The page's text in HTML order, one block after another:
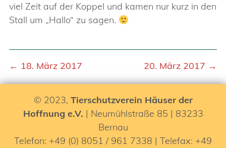
viel Zeit auf der Koppel und kamen nur kurz in den
Stall um „Hallo“ zu sagen.
← 18. März 2017 20. März 2017 →
© 2023, Tierschutzverein Häuser der
Hoffnung e.V. | Neumühlstraße 85 | 83233
Bernau
Telefon: +49 (0) 8051 / 961 7338 | Telefax: +49